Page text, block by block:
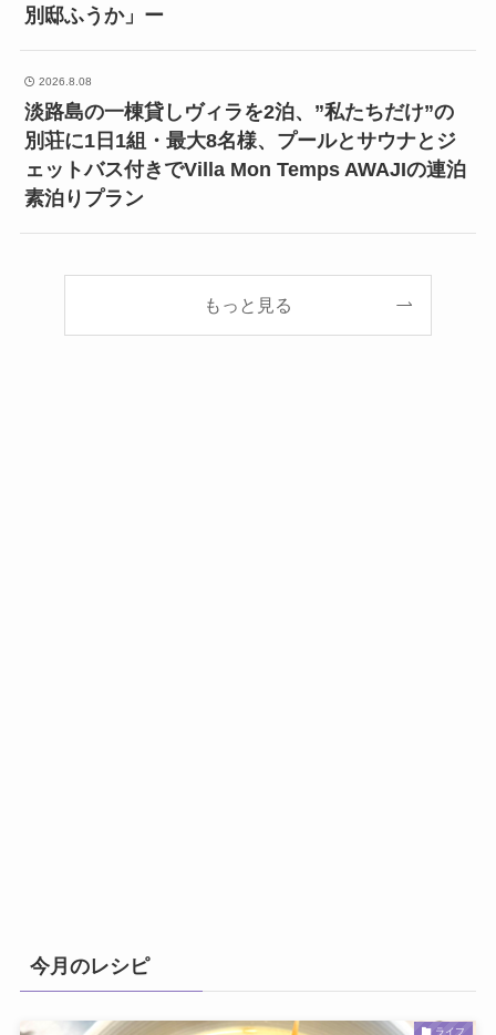
別邸ふうか」ー
2026.8.08
淡路島の一棟貸しヴィラを2泊、”私たちだけ”の
別荘に1日1組・最大8名様、プールとサウナとジ
ェットバス付きでVilla Mon Temps AWAJIの連泊
素泊りプラン
もっと見る
今月のレシピ
ライフ